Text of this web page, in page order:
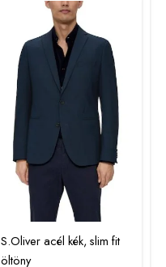
S.Oliver acél kék, slim fit
öltöny